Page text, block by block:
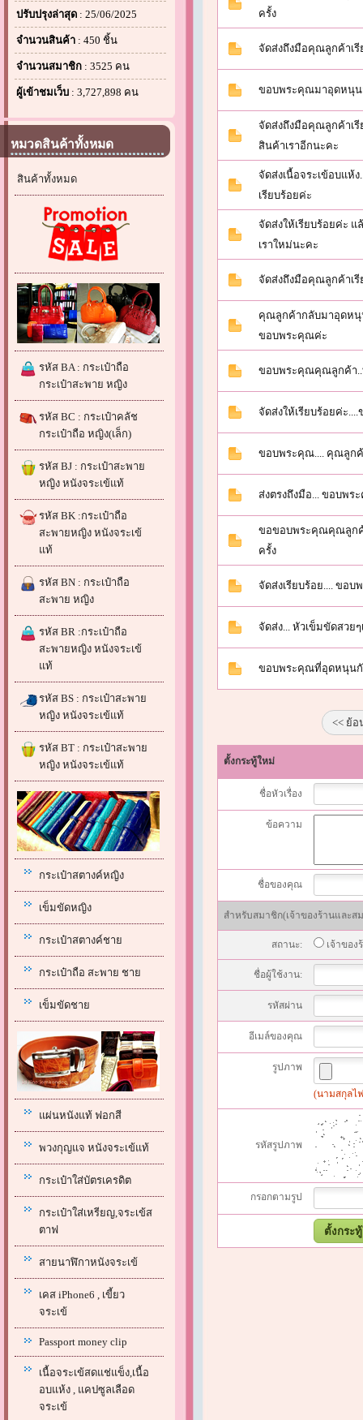
ปรับปรุงล่าสุด : 25/06/2025
จำนวนสินค้า : 450 ชิ้น
จำนวนสมาชิก : 3525 คน
ผู้เข้าชมเว็บ : 3,727,898 คน
หมวดสินค้าทั้งหมด
สินค้าทั้งหมด
รหัส BA : กระเป๋าถือ
กระเป๋าสะพาย หญิง
รหัส BC : กระเป๋าคลัช
กระเป๋าถือ หญิง(เล็ก)
รหัส BJ : กระเป๋าสะพาย
หญิง หนังจระเข้แท้
รหัส BK :กระเป๋าถือ
สะพายหญิง หนังจระเข้
แท้
รหัส BN : กระเป๋าถือ
สะพาย หญิง
รหัส BR :กระเป๋าถือ
สะพายหญิง หนังจระเข้
แท้
รหัส BS : กระเป๋าสะพาย
หญิง หนังจระเข้แท้
รหัส BT : กระเป๋าสะพาย
หญิง หนังจระเข้แท้
กระเป๋าสตางค์หญิง
เข็มขัดหญิง
กระเป๋าสตางค์ชาย
กระเป๋าถือ สะพาย ชาย
เข็มขัดชาย
แผ่นหนังแท้ ฟอกสี
พวงกุญแจ หนังจระเข้แท้
กระเป๋าใส่บัตรเครดิต
กระเป๋าใส่เหรียญ,จระเข้ส
ตาฟ
สายนาฬิกาหนังจระเข้
เคส iPhone6 , เขี้ยว
จระเข้
Passport money clip
เนื้อจระเข้สดแช่แข็ง,เนื้อ
อบแห้ง , แคปซูลเลือด
จระเข้
ครั้ง
จัดส่งถึงมือคุณลูกค้าเรี
ขอบพระคุณมาอุดหนุน
จัดส่งถึงมือคุณลูกค้าเ
สินค้าเราอีกนะคะ
จัดส่งเนื้อจระเข้อบแห้
เรียบร้อยค่ะ
จัดส่งให้เรียบร้อยค่ะ
เราใหม่นะคะ
จัดส่งถึงมือคุณลูกค้าเรี
คุณลูกค้ากลับมาอุดหนุ
ขอบพระคุณค่ะ
ขอบพระคุณคุณลูกค้า..
จัดส่งให้เรียบร้อยค่ะ
ขอบพระคุณ.... คุณลูก
ส่งตรงถึงมือ... ขอบพ
ขอขอบพระคุณคุณลูก
ครั้ง
จัดส่งเรียบร้อย.... ขอ
จัดส่ง... หัวเข็มขัดสวย
ขอบพระคุณที่อุดหนุน
<< ย้
ตั้งกระทู้ใหม่
ชื่อหัวเรื่อง
ข้อความ
ชื่อของคุณ
สำหรับสมาชิก(เจ้าของร้านและ
สถานะ: เจ้าของ
ชื่อผู้ใช้งาน:
รหัสผ่าน
อีเมล์ของคุณ
รูปภาพ
(นามสกุลไ
รหัสรูปภาพ
กรอกตามรูป